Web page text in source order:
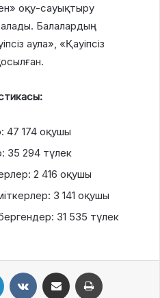
оқу-сауықтыру
Балалардың
аула», «Қауіпсіз
47 174 оқушы
35 294 түлек
2 416 оқушы
3 141 оқушы
31 535 түлек